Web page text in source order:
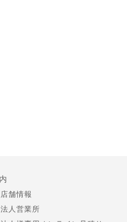
店舗情報
法人営業所